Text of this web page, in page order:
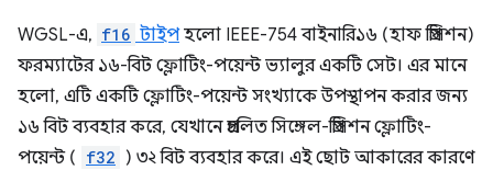
WGSL-এ, f16 টাইপহলো IEEE-754 বাইনারি১৬ (হাফ প্রিসিশন)
ফরম্যাটের ১৬-বিট ফ্লোটিং-পয়েন্ট ভ্যালুর একটি সেট। এর মানে
হলো, এটি একটি ফ্লোটিং-পয়েন্ট সংখ্যাকে উপস্থাপন করার জন্য
১৬ বিট ব্যবহার করে, যেখানে প্রচলিত সিঙ্গেল-প্রিসিশন ফ্লোটিং-
পয়েন্ট ( f32 ) ৩২ বিট ব্যবহার করে। এই ছোট আকারের কারণে